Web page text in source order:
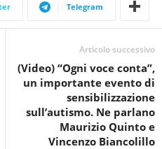
Telegram
Articolo successivo
(Video) “Ogni voce conta”,
un importante evento di
sensibilizzazione
sull’autismo. Ne parlano
Maurizio Quinto e
Vincenzo Biancolillo